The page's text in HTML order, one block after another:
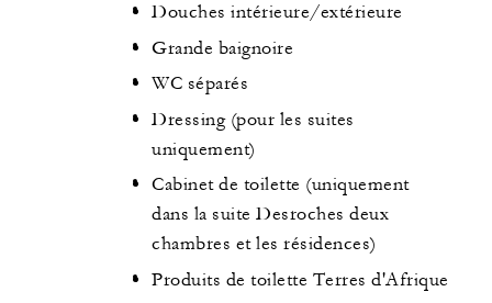
Douches intérieure/extérieure
Grande baignoire
WC séparés
Dressing (pour les suites
uniquement)
Cabinet de toilette (uniquement
dans la suite Desroches deux
chambres et les résidences)
Produits de toilette Terres d'Afrique